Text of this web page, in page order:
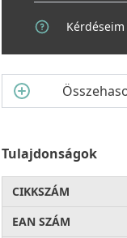
Tulajdonságok
CIKKSZÁM
EAN SZÁM